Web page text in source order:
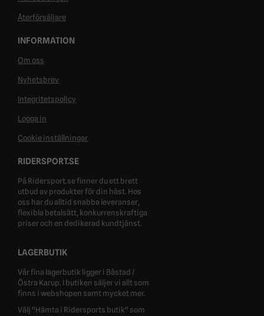
Återförsäljare
INFORMATION
Om oss
Nyhetsbrev
Integritetspolicy
Logga in
Cookie inställningar
RIDERSPORT.SE
På Ridersport.se finner du ett brett
utbud av produkter för din häst. Hos
oss har du alltid snabba leveranser,
flexibla betalsätt, konkurrenskraftiga
priser och en dedikerad kundtjänst.
LAGERBUTIK
Vår fina lagerbutik ligger i Båstad /
Östra Karup. I butiken säljer vi allt som
finns i webshopen samt mycket mer.
Välj "Hämta i Ridersports butik" som